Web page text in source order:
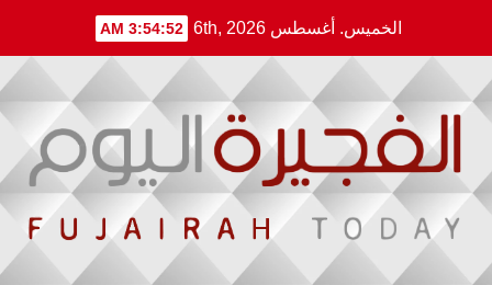
content
الخميس. أغسطس 6th, 2026 3:54:52 AM